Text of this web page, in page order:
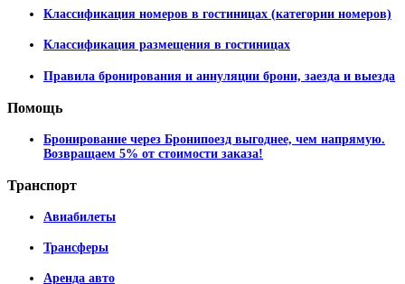
Классификация номеров в гостиницах (категории номеров)
Классификация размещения в гостиницах
Правила бронирования и аннуляции брони, заезда и выезда
Помощь
Бронирование через Бронипоезд выгоднее, чем напрямую.
Возвращаем 5% от стоимости заказа!
Транспорт
Авиабилеты
Трансферы
Аренда авто